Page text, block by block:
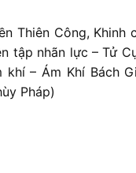
Thiên Công, Khinh
tập nhãn lực – Tử
– Ám Khí Bách
Pháp)